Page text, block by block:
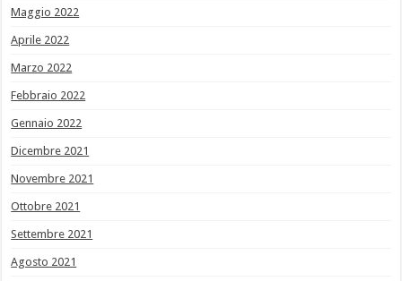
Maggio 2022
Aprile 2022
Marzo 2022
Febbraio 2022
Gennaio 2022
Dicembre 2021
Novembre 2021
Ottobre 2021
Settembre 2021
Agosto 2021